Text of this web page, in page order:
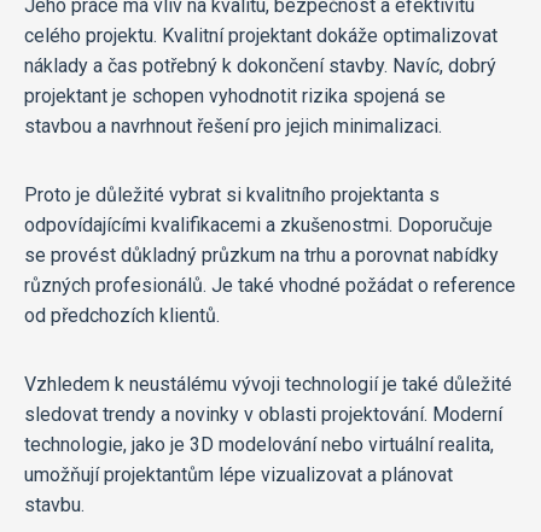
Jeho práce má vliv na kvalitu, bezpečnost a efektivitu
celého projektu. Kvalitní projektant dokáže optimalizovat
náklady a čas potřebný k dokončení stavby. Navíc, dobrý
projektant je schopen vyhodnotit rizika spojená se
stavbou a navrhnout řešení pro jejich minimalizaci.
Proto je důležité vybrat si kvalitního projektanta s
odpovídajícími kvalifikacemi a zkušenostmi. Doporučuje
se provést důkladný průzkum na trhu a porovnat nabídky
různých profesionálů. Je také vhodné požádat o reference
od předchozích klientů.
Vzhledem k neustálému vývoji technologií je také důležité
sledovat trendy a novinky v oblasti projektování. Moderní
technologie, jako je 3D modelování nebo virtuální realita,
umožňují projektantům lépe vizualizovat a plánovat
stavbu.